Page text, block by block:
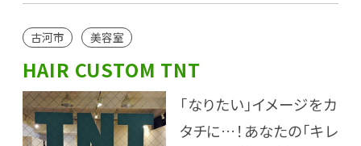
古河市 美容室
HAIR CUSTOM TNT
「なりたい」イメージをカ
タチに…！あなたの「キレ